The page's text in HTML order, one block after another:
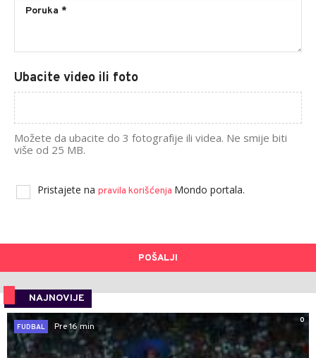
Ubacite video ili foto
Možete da ubacite do 3 fotografije ili videa. Ne smije biti
više od 25 MB.
Pristajete na pravila korišćenja Mondo portala.
POŠALJI
NAJNOVIJE
0
FUDBAL
Pre 16 min